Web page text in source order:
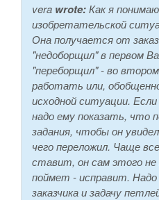
vera wrote:Как я
изобретательской
Она получается от
"недоборщил" в первом
"переборщил" - во
работать или,
исходной ситуации. Если
надо ему показать, что
задания, чтобы он
чего переложил. Чаще
ставит, он сам этого не
поймет - исправит.
заказчика и задачу